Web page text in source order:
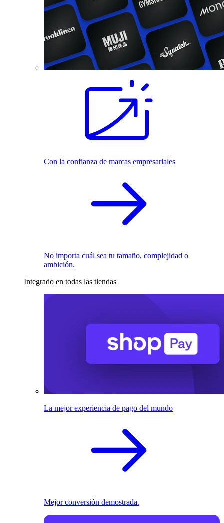
Con la confianza de marcas empresariales
No importa cuál sea tu tamaño, complejidad o
ambición.
Integrado en todas las tiendas
La mejor experiencia de pago del mundo
Mejor conversión demostrada.